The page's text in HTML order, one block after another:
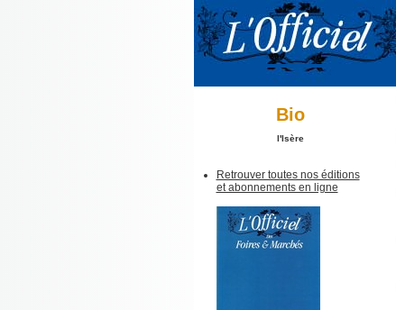
Bio
l'Isère
Retrouver toutes nos éditions
et abonnements en ligne